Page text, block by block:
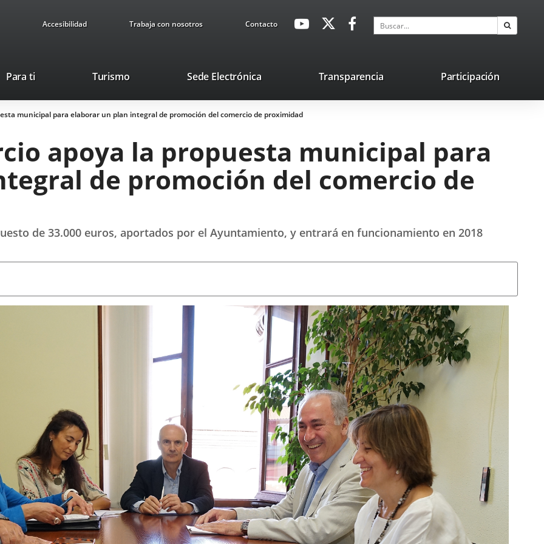
Accesibilidad Trabaja con nosotros ContactoavaHeaderSocial
Enlace
externa.
Enlace
aplicación
externa.
Enlace
aplicación
externa.
Buscar
Para ti TurismoEste
se
abrirá
una
ventana
Sede ElectrónicaEnlace
una
aplicación
Transparencia Participación
municipal para elaborar un plan integral de promoción del comercio de proximidad
apoya la propuesta municipal para
de promoción del comercio de
de 33.000 euros, aportados por el Ayuntamiento, y entrará en funcionamiento en 2018